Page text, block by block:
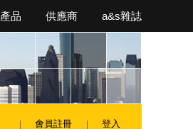
產品 供應商 a&s雜誌
會員註冊 登入